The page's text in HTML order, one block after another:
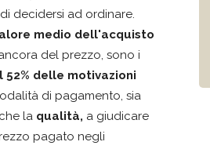
decidersi ad ordinare.
medio dell'acquisto
del prezzo, sono i
52% delle motivazioni
di pagamento, sia
la qualità, a giudicare
pagato negli